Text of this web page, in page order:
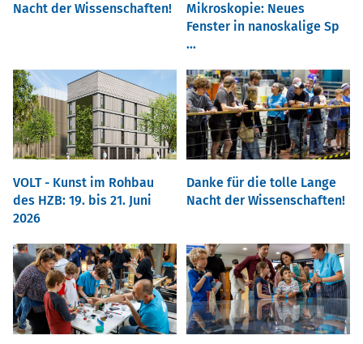
Nacht der Wissenschaften!
Mikroskopie: Neues
Fenster in nanoskalige Sp
...
VOLT - Kunst im Rohbau
des HZB: 19. bis 21. Juni
2026
Danke für die tolle Lange
Nacht der Wissenschaften!